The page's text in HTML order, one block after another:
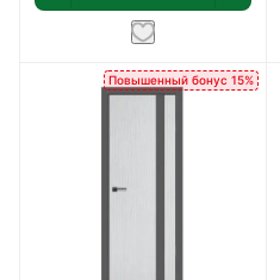
Повышенный бонус 15%